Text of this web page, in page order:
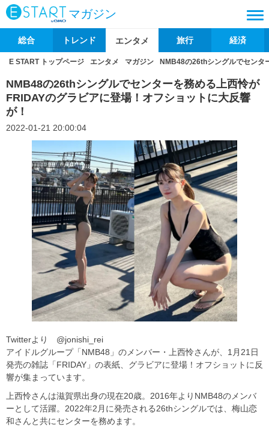
マガジン
総合 トレンド エンタメ 旅行 経済
E START トップページ エンタメ マガジン NMB48の26thシングルでセンタ
NMB48の26thシングルでセンターを務める上西怜が
FRIDAYのグラビアに登場！オフショットに大反響
が！
2022-01-21 20:00:04
Twitterより @jonishi_rei
アイドルグループ「NMB48」のメンバー・上西怜さんが、1月21日
発売の雑誌「FRIDAY」の表紙、グラビアに登場！オフショットに反
響が集まっています。
上西怜さんは滋賀県出身の現在20歳。2016年よりNMB48のメンバ
ーとして活躍。2022年2月に発売される26thシングルでは、梅山恋
和さんと共にセンターを務めます。